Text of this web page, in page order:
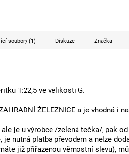
soubory (1) Diskuze Značka
1:22,5 ve velikosti G.
ŽELEZNICE a je vhodná i
je u výrobce /zelená tečka/, pak
je nutná platba převodem a nelze
již přiřazenou věrnostní slevu),